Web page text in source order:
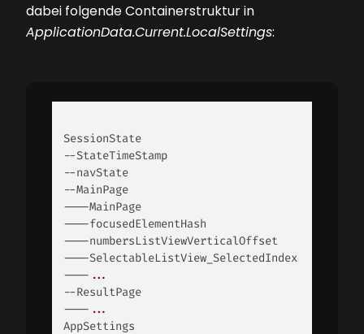
dabei folgende Containerstruktur in
ApplicationData.Current.LocalSettings:
--StateTimeStamp
--navState
--MainPage
----MainPage
----focusedElementHash
----numbersListViewVerticalOffset
----SelectableListView_SelectedIndex
---- ...
--ResultPage
---- ...